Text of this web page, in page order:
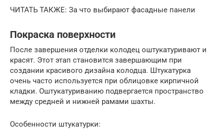
ЧИТАТЬ ТАКЖЕ: За что выбирают фасадные панели
Покраска поверхности
После завершения отделки колодец оштукатуривают и
красят. Этот этап становится завершающим при
создании красивого дизайна колодца. Штукатурка
очень часто используется при облицовке кирпичной
кладки. Оштукатуриванию подвергается пространство
между средней и нижней рамами шахты.
Особенности штукатурки: